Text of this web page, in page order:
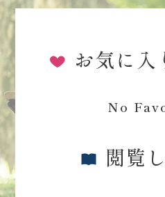
お気に入
No
閲覧